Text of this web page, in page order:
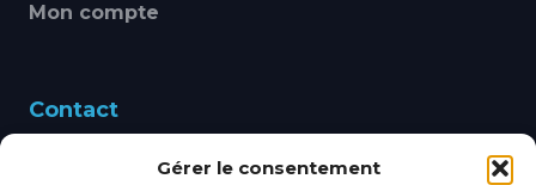
Gérer le consentement
Mon compte
Contact
460 Avenue Alain Le